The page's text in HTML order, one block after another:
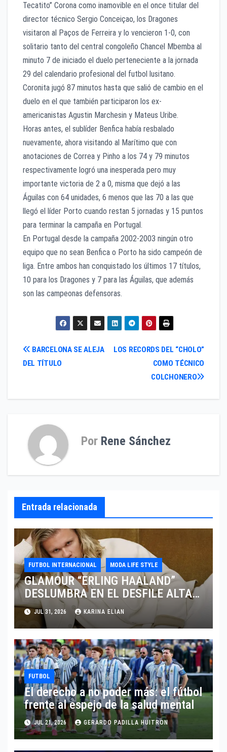
Tecatito” Corona como inamovible en el once titular del
director técnico Sergio Conceiçao, los Dragones
visitaron al Paços de Ferreira y lo vencieron 1-0, con
solitario tanto del central congoleño Chancel Mbemba al
minuto 7 de iniciado el duelo perteneciente a la jornada
29 del calendario profesional del futbol lusitano.
Coronita jugó 87 minutos hasta que salió de cambio en el
duelo en el que también participaron los ex-
americanistas Agustin Marchesin y Mateus Uribe.
Horas antes, el sublíder Benfica había resbalado
nuevamente, ahora visitando al Marítimo que con
anotaciones de Correa y Pinho a los 74 y 79 minutos
respectivamente logró una inesperada pero muy
importante victoria de 2 a 0, misma que dejó a las
Águilas con 64 unidades, 6 menos que las 70 a las que
llegó el líder Porto cuando restan 5 jornadas y 15 puntos
para terminar la campaña en Portugal.
En Portugal desde la campaña 2002-2003 ningún otro
equipo que no sean Benfica o Porto ha sido campeón de
liga. Entre ambos han conquistado los últimos 17 títulos,
10 para los Dragones y 7 para las Águilas, que además
son las campeonas defensoras.
Navegación
entradas
LOS RECORDS DEL “CHOLO”
COMO TÉCNICO
COLCHONERO
BARCELONA SE ALEJA
DEL TÍTULO
Por Rene Sánchez
Entrada relacionada
FUTBOL INTERNACIONAL MODA LIFE STYLE
GLAMOUR “ERLING HAALAND”
DESLUMBRA EN EL DESFILE ALTA
SARTORIA DE DOLCE & GABBANA
TRAS EL MUNDIAL 2026
JUL 31, 2026 KARINA ELIAN
FUTBOL
El derecho a no poder más: el fútbol
frente al espejo de la salud mental
JUL 21, 2026 GERARDO PADILLA HUITRON